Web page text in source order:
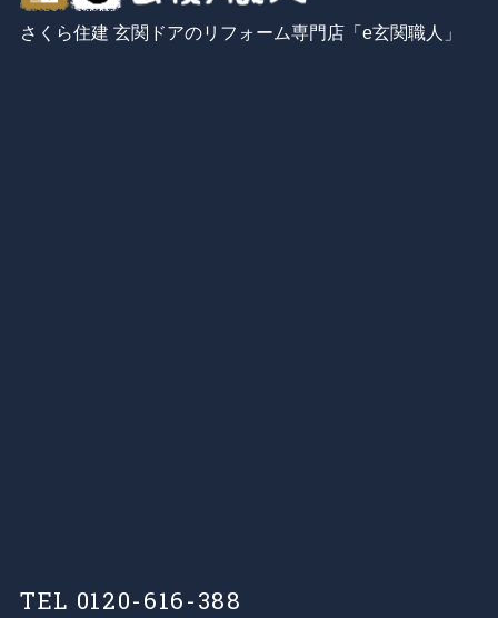
さくら住建 玄関ドアのリフォーム専門店「e玄関職人」